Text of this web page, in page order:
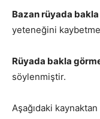
Bazan rüyada
yeteneğini
Rüyada bakla
söylenmiştir.
Aşağıdaki kaynaktan